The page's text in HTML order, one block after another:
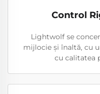
Control
Lightwolf se
mijlocie și înaltă, cu
cu calitatea